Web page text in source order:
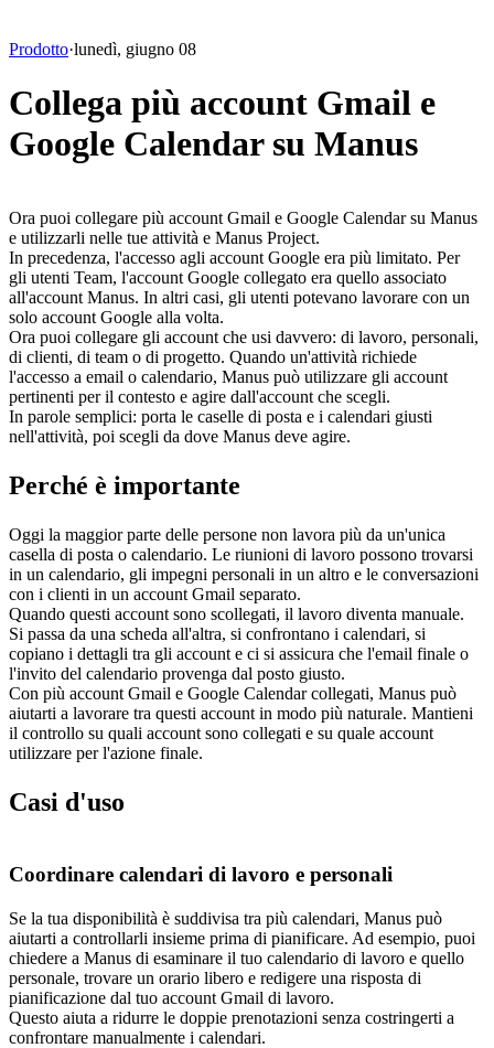
Prodotto·lunedì, giugno 08
Collega più account Gmail e
Google Calendar su Manus
Ora puoi collegare più account Gmail e Google Calendar su Manus
e utilizzarli nelle tue attività e Manus Project.
In precedenza, l'accesso agli account Google era più limitato. Per
gli utenti Team, l'account Google collegato era quello associato
all'account Manus. In altri casi, gli utenti potevano lavorare con un
solo account Google alla volta.
Ora puoi collegare gli account che usi davvero: di lavoro, personali,
di clienti, di team o di progetto. Quando un'attività richiede
l'accesso a email o calendario, Manus può utilizzare gli account
pertinenti per il contesto e agire dall'account che scegli.
In parole semplici: porta le caselle di posta e i calendari giusti
nell'attività, poi scegli da dove Manus deve agire.
Perché è importante
Oggi la maggior parte delle persone non lavora più da un'unica
casella di posta o calendario. Le riunioni di lavoro possono trovarsi
in un calendario, gli impegni personali in un altro e le conversazioni
con i clienti in un account Gmail separato.
Quando questi account sono scollegati, il lavoro diventa manuale.
Si passa da una scheda all'altra, si confrontano i calendari, si
copiano i dettagli tra gli account e ci si assicura che l'email finale o
l'invito del calendario provenga dal posto giusto.
Con più account Gmail e Google Calendar collegati, Manus può
aiutarti a lavorare tra questi account in modo più naturale. Mantieni
il controllo su quali account sono collegati e su quale account
utilizzare per l'azione finale.
Casi d'uso
Coordinare calendari di lavoro e personali
Se la tua disponibilità è suddivisa tra più calendari, Manus può
aiutarti a controllarli insieme prima di pianificare. Ad esempio, puoi
chiedere a Manus di esaminare il tuo calendario di lavoro e quello
personale, trovare un orario libero e redigere una risposta di
pianificazione dal tuo account Gmail di lavoro.
Questo aiuta a ridurre le doppie prenotazioni senza costringerti a
confrontare manualmente i calendari.